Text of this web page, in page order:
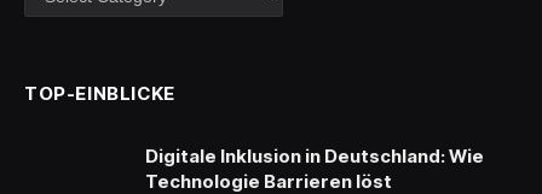
TOP-EINBLICKE
Digitale Inklusion in Deutschland: Wie
Technologie Barrieren löst